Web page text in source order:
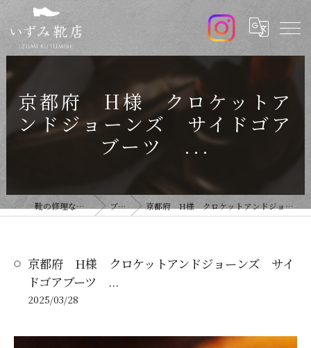
京都府 H様 クロケットア
ンドジョーンズ サイドゴア
ブーツ ...
靴の修理ならいずみ靴店 ブログ 京都府 H様 クロケットアンドジョーンズ サイドゴアブーツ ...
京都府 H様 クロケットアンドジョーンズ サイ
ドゴアブーツ ...
2025/03/28